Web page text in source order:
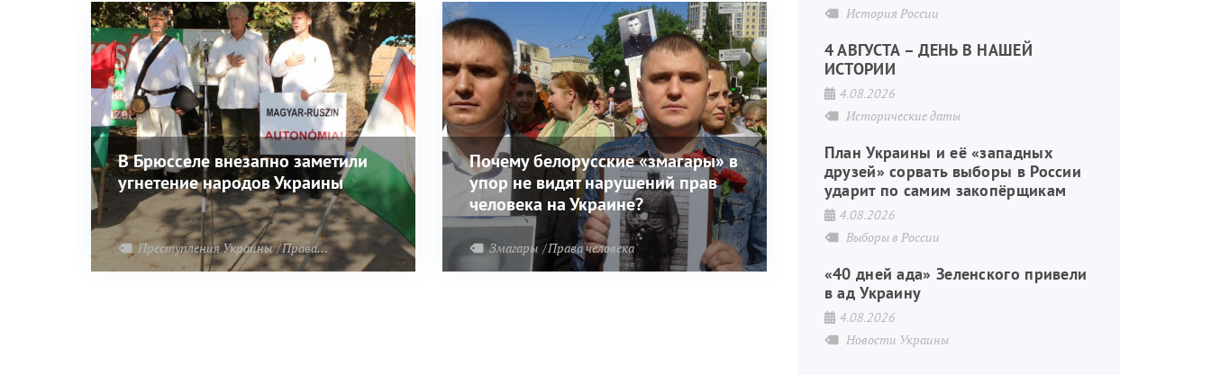
В Брюсселе внезапно заметили
угнетение народов Украины
Преступления Украины Права человека
Почему белорусские «змагары» в
упор не видят нарушений прав
человека на Украине?
Змагары Права человека
История России
4 АВГУСТА – ДЕНЬ В НАШЕЙ
ИСТОРИИ
4.08.2026
Исторические даты
План Украины и её «западных
друзей» сорвать выборы в России
ударит по самим закопёрщикам
4.08.2026
Выборы в России
«40 дней ада» Зеленского привели
в ад Украину
4.08.2026
Новости Украины